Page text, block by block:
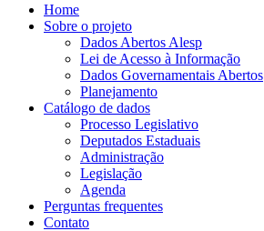
Home
Sobre o projeto
Dados Abertos Alesp
Lei de Acesso à Informação
Dados Governamentais Abertos
Planejamento
Catálogo de dados
Processo Legislativo
Deputados Estaduais
Administração
Legislação
Agenda
Perguntas frequentes
Contato